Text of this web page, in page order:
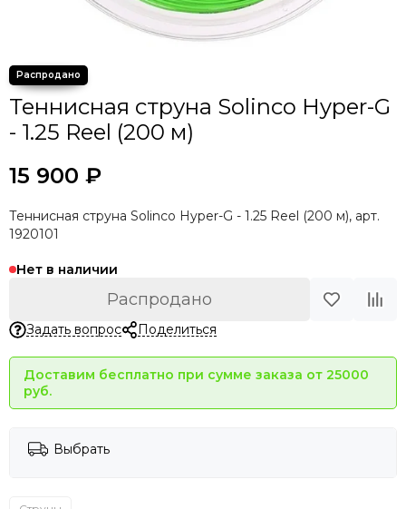
Теннисная струна Solinco Hyper-G
- 1.25 Reel (200 м)
15 900 ₽
Теннисная струна Solinco Hyper-G - 1.25 Reel (200 м), арт.
1920101
Нет в наличии
Распродано
Задать вопрос Поделиться
Доставим бесплатно при сумме заказа от 25000
руб.
Выбрать